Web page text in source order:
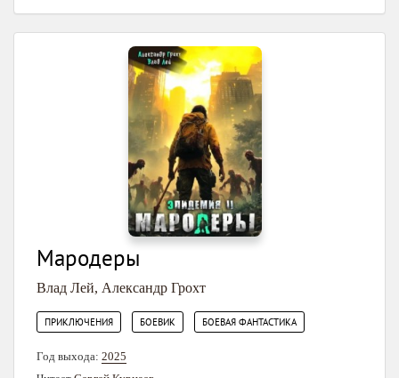
Мародеры
Влад Лей, Александр Грохт
ПРИКЛЮЧЕНИЯ БОЕВИК БОЕВАЯ ФАНТАСТИКА
Год выхода: 2025